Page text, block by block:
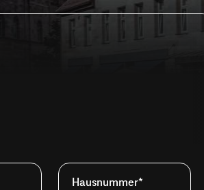
Hausnummer*